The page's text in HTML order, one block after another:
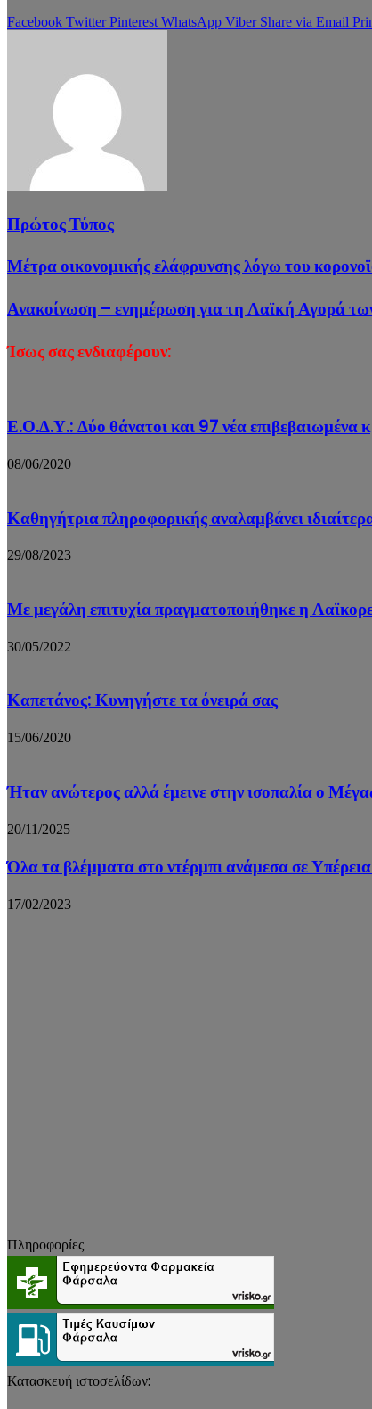
Facebook Twitter Pinterest WhatsApp Viber Share via Email
Πρώτος Τύπος
Μέτρα οικονομικής ελάφρυνσης λόγω του
Ανακοίνωση – ενημέρωση για τη Λαϊκή Αγορά
Ίσως σας ενδιαφέρουν:
Ε.Ο.Δ.Υ.: Δύο θάνατοι και 97 νέα
08/06/2020
Καθηγήτρια πληροφορικής αναλαμβάνει
29/08/2023
Με μεγάλη επιτυχία πραγματοποιήθηκε η
30/05/2022
Καπετάνος: Κυνηγήστε τα όνειρά σας
15/06/2020
Ήταν ανώτερος αλλά έμεινε στην ισοπαλία ο
20/11/2025
Όλα τα βλέμματα στο ντέρμπι ανάμεσα σε
17/02/2023
Πληροφορίες
Κατασκευή ιστοσελίδων: